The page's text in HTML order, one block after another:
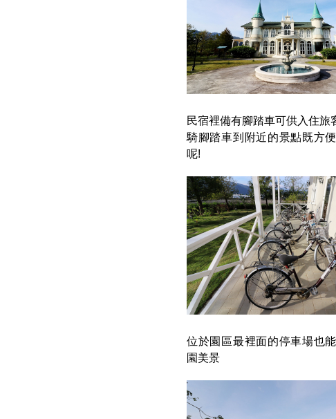
民宿裡備有腳踏車可供入住旅
騎腳踏車到附近的景點既方
呢!
位於園區最裡面的停車場也
園美景